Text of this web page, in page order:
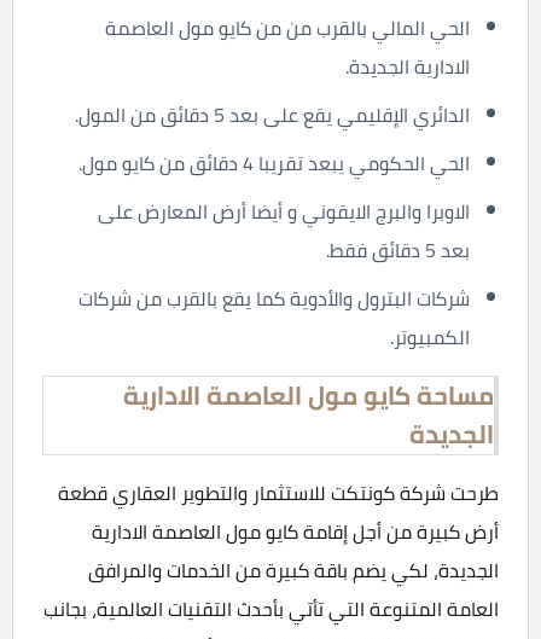
الحي المالي بالقرب من من كايو مول العاصمة
الادارية الجديدة.
الدائري الإقليمي يقع على بعد 5 دقائق من المول.
الحي الحكومي يبعد تقريبا 4 دقائق من كايو مول.
الاوبرا والبرج الايقوني و أيضا أرض المعارض على
بعد 5 دقائق فقط.
شركات البترول والأدوية كما يقع بالقرب من شركات
الكمبيوتر.
مساحة كايو مول العاصمة الادارية
الجديدة
طرحت شركة كونتكت للاستثمار والتطوير العقاري قطعة
أرض كبيرة من أجل إقامة كايو مول العاصمة الادارية
الجديدة، لكي يضم باقة كبيرة من الخدمات والمرافق
العامة المتنوعة التي تأتي بأحدث التقنيات العالمية، بجانب